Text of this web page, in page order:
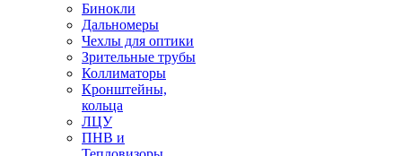
Бинокли
Дальномеры
Чехлы для оптики
Зрительные трубы
Коллиматоры
Кронштейны,
кольца
ЛЦУ
ПНВ и